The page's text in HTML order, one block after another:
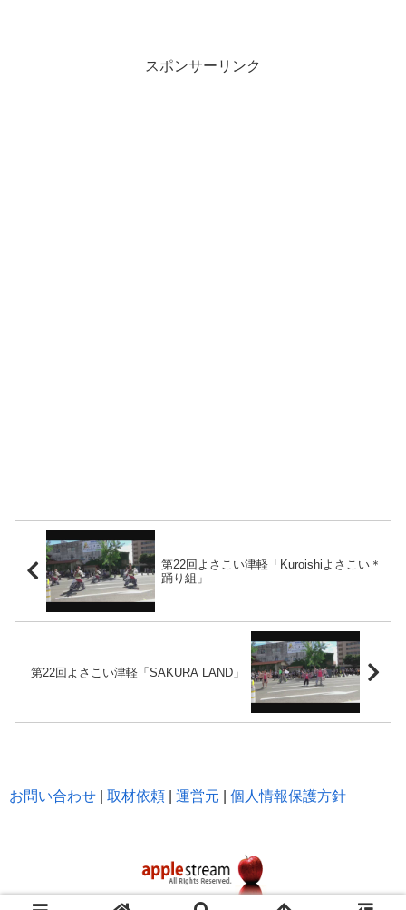
スポンサーリンク
第22回よさこい津軽「Kuroishiよさこい＊
踊り組」
第22回よさこい津軽「SAKURA LAND」
お問い合わせ 取材依頼 運営元 個人情報保護方針